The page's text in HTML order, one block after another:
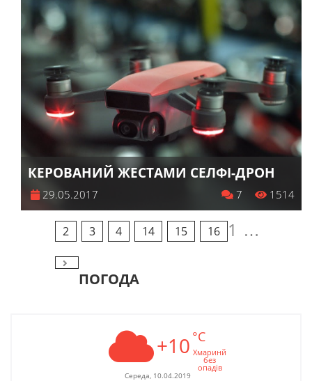
КЕРОВАНИЙ ЖЕСТАМИ СЕЛФІ-ДРОН
29.05.2017 1514
7
1
2 3 4 …
14 15 16
ПОГОДА
+10 °C
Хмаринй
без
опадів
Середа, 10.04.2019